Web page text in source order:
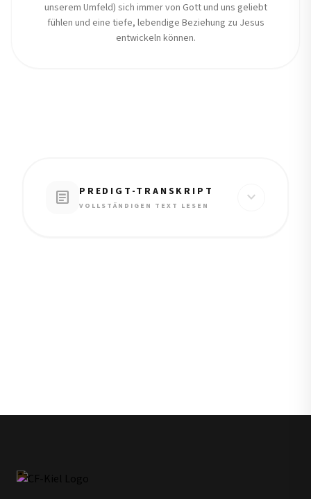
unserem Umfeld) sich immer von Gott und uns geliebt
fühlen und eine tiefe, lebendige Beziehung zu Jesus
entwickeln können.
article PREDIGT-TRANSKRIPT
VOLLSTÄNDIGEN TEXT LESEN expand_more